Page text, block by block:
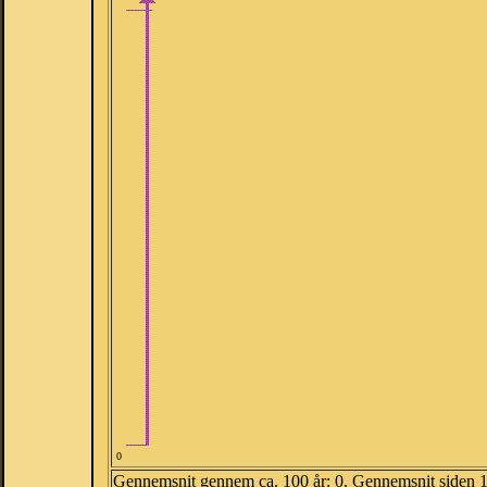
0
Gennemsnit gennem ca. 100 år: 0. Gennemsnit siden